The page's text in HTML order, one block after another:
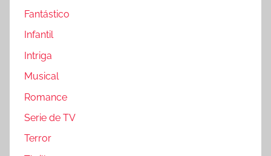
Fantástico
Infantil
Intriga
Musical
Romance
Serie de TV
Terror